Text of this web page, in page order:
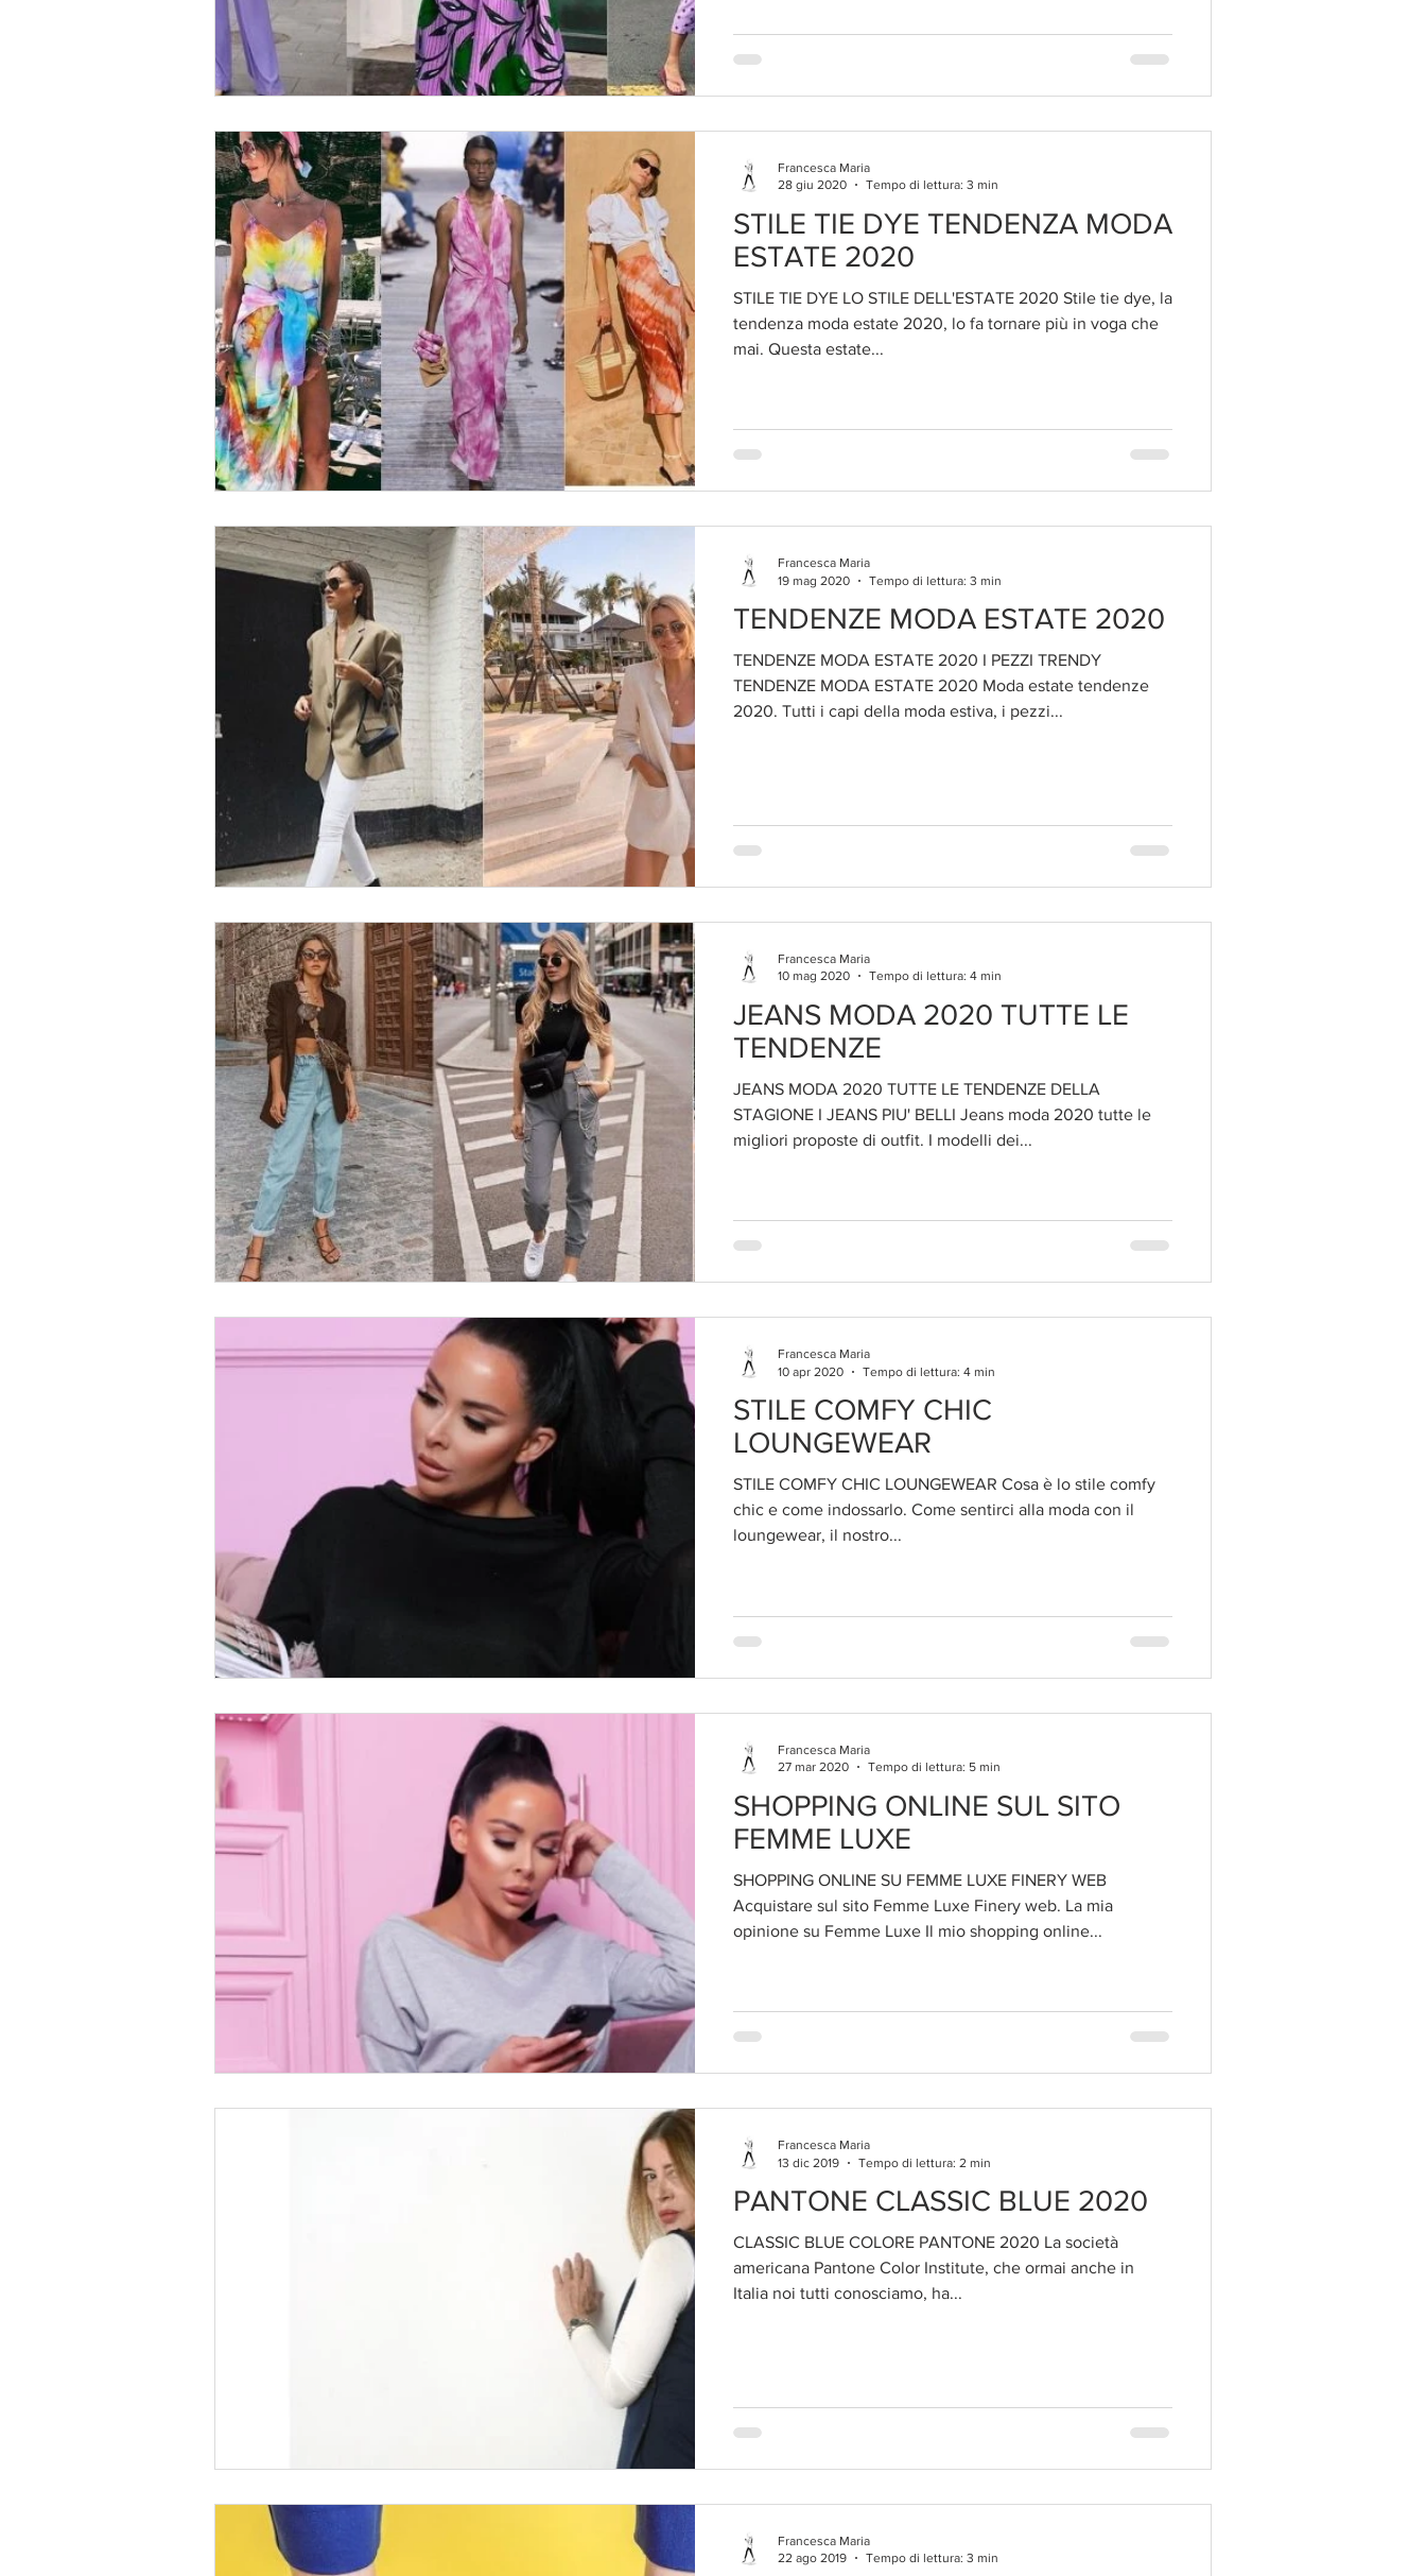
STILE TIE DYE TENDENZA MODA
ESTATE 2020
STILE TIE DYE LO STILE DELL'ESTATE 2020 Stile tie dye, la
tendenza moda estate 2020, lo fa tornare più in voga che
mai. Questa estate...
Francesca Maria
28 giu 2020
Tempo di lettura: 3 min
TENDENZE MODA ESTATE 2020
TENDENZE MODA ESTATE 2020 I PEZZI TRENDY
TENDENZE MODA ESTATE 2020 Moda estate tendenze
2020. Tutti i capi della moda estiva, i pezzi...
Francesca Maria
19 mag 2020
Tempo di lettura: 3 min
JEANS MODA 2020 TUTTE LE
TENDENZE
JEANS MODA 2020 TUTTE LE TENDENZE DELLA
STAGIONE I JEANS PIU' BELLI Jeans moda 2020 tutte le
migliori proposte di outfit. I modelli dei...
Francesca Maria
10 mag 2020
Tempo di lettura: 4 min
STILE COMFY CHIC
LOUNGEWEAR
STILE COMFY CHIC LOUNGEWEAR Cosa è lo stile comfy
chic e come indossarlo. Come sentirci alla moda con il
loungewear, il nostro...
Francesca Maria
10 apr 2020
Tempo di lettura: 4 min
SHOPPING ONLINE SUL SITO
FEMME LUXE
SHOPPING ONLINE SU FEMME LUXE FINERY WEB
Acquistare sul sito Femme Luxe Finery web. La mia
opinione su Femme Luxe Il mio shopping online...
Francesca Maria
27 mar 2020
Tempo di lettura: 5 min
PANTONE CLASSIC BLUE 2020
CLASSIC BLUE COLORE PANTONE 2020 La società
americana Pantone Color Institute, che ormai anche in
Italia noi tutti conosciamo, ha...
Francesca Maria
13 dic 2019
Tempo di lettura: 2 min
Francesca Maria
22 ago 2019
Tempo di lettura: 3 min